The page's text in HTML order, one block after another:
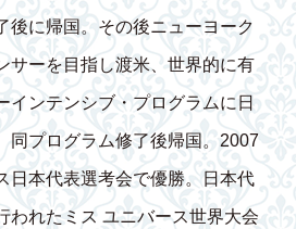
後に帰国。その後ニューヨーク
サーを目指し渡米、世界的に有
インテンシブ・プログラムに日
同プログラム修了後帰国。2007
日本代表選考会で優勝。日本代
われたミス ユニバース世界大会